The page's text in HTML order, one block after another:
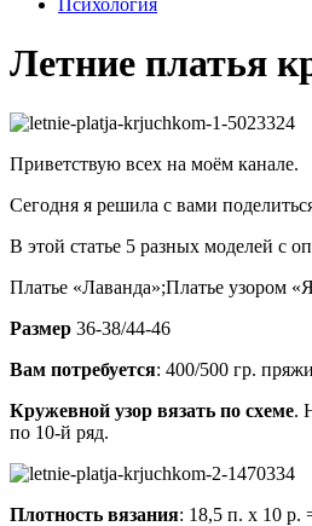
Психология
Летние платья
Приветствую всех на моём канале.
Сегодня я решила с вами
В этой статье 5 разных моделей с
Платье «Лаванда»;Платье узором
Размер 36-38/44-46
Вам потребуется: 400/500 гр.
Кружевной узор вязать по схеме.
по 10-й ряд.
Плотность вязания: 18,5 п. х 10 р.